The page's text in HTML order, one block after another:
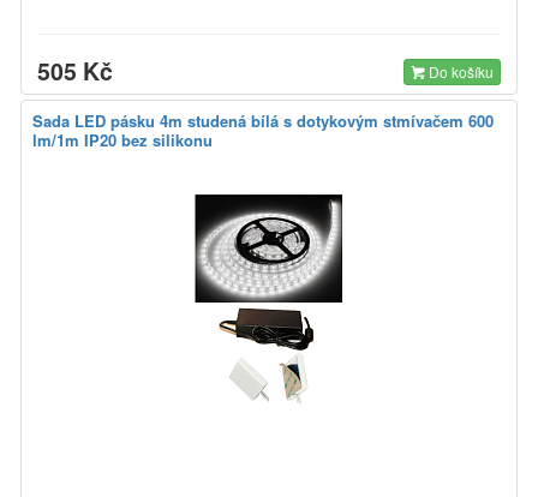
505 Kč Do košíku
Sada LED pásku 4m studená bílá s dotykovým stmívačem 600
lm/1m IP20 bez silikonu